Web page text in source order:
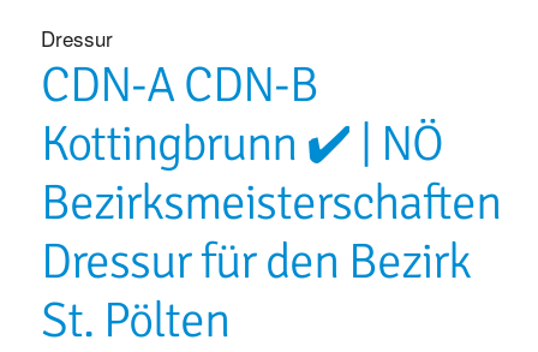
Dressur
CDN-A CDN-B
Kottingbrunn ✔️ | NÖ
Bezirksmeisterschaften
Dressur für den Bezirk
St. Pölten